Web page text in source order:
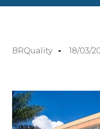
BRQuality 18/03/